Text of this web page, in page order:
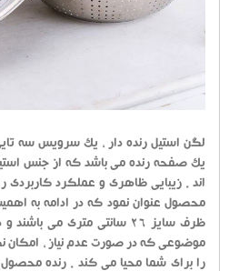
لگن استیل رنده دار ، یک سرویس سه
یک صفحه رنده می باشد که از جنس
اند . زیبایی ظاهری و عملکرد کاربردی
محصول عنوان نمود که در ادامه به
ظرف سایز 26 سانتی متری می
موضوعی که در صورت عدم نیاز ، امکان
را برای شما محیا می کند . رنده